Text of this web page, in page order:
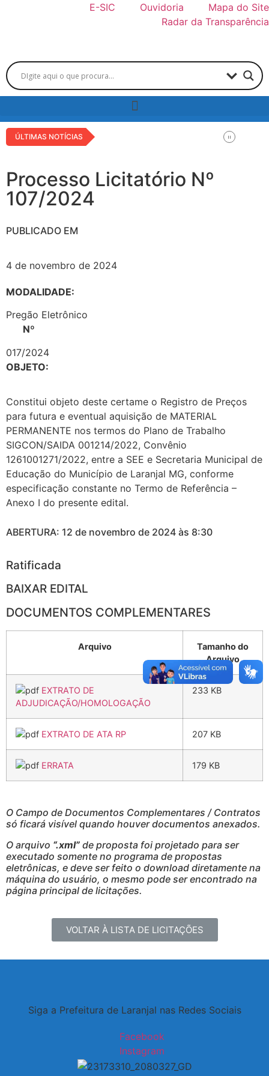
E-SIC Ouvidoria
Mapa do Site
Radar da Transparência
ÚLTIMAS NOTÍCIAS
Processo Licitatório Nº
107/2024
PUBLICADO EM
4 de novembro de 2024
MODALIDADE:
Pregão Eletrônico
Nº
017/2024
OBJETO:
Constitui objeto deste certame o Registro de Preços
para futura e eventual aquisição de MATERIAL
PERMANENTE nos termos do Plano de Trabalho
SIGCON/SAIDA 001214/2022, Convênio
1261001271/2022, entre a SEE e Secretaria Municipal de
Educação do Município de Laranjal MG, conforme
especificação constante no Termo de Referência –
Anexo I do presente edital.
ABERTURA: 12 de novembro de 2024 às 8:30
Ratificada
BAIXAR EDITAL
DOCUMENTOS COMPLEMENTARES
Arquivo
Tamanho do
Arquivo
EXTRATO DE
ADJUDICAÇÃO/HOMOLOGAÇÃO
233 KB
EXTRATO DE ATA RP 207 KB
ERRATA 179 KB
O Campo de Documentos Complementares / Contratos
só ficará visível quando houver documentos anexados.
O arquivo “.xml” de proposta foi projetado para ser
executado somente no programa de propostas
eletrônicas, e deve ser feito o download diretamente na
máquina do usuário, o mesmo pode ser encontrado na
página principal de licitações.
VOLTAR À LISTA DE LICITAÇÕES
Siga a Prefeitura de Laranjal nas Redes Sociais
Facebook
Instagram